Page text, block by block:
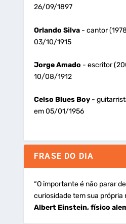
26/09/1897
Orlando Silva- cantor
03/10/1915
Jorge Amado - escritor
10/08/1912
Celso Blues Boy-
em 05/01/1956
FRASE DO DIA
“O importante é não parar
curiosidade tem sua própria
Albert Einstein, físico